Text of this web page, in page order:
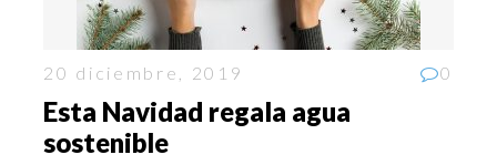
20 diciembre, 2019 0
Esta Navidad regala agua
sostenible